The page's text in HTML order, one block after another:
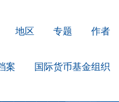
地区 专题 作者
案 国际货币基金组织